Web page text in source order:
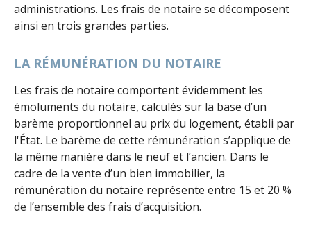
administrations. Les frais de notaire se décomposent
ainsi en trois grandes parties.
LA RÉMUNÉRATION DU NOTAIRE
Les frais de notaire comportent évidemment les
émoluments du notaire, calculés sur la base d’un
barème proportionnel au prix du logement, établi par
l'État. Le barème de cette rémunération s’applique de
la même manière dans le neuf et l’ancien. Dans le
cadre de la vente d’un bien immobilier, la
rémunération du notaire représente entre 15 et 20 %
de l’ensemble des frais d’acquisition.